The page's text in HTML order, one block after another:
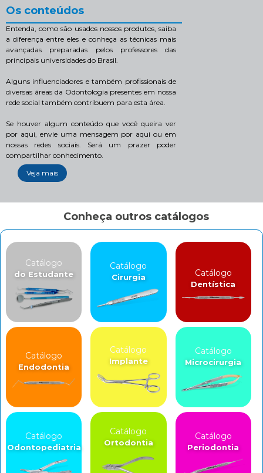
Os conteúdos
Entenda, como são usados nossos produtos, saiba
a diferença entre eles e conheça as técnicas mais
avançadas preparadas pelos professores das
principais universidades do Brasil.
Alguns influenciadores e também profissionais de
diversas áreas da Odontologia presentes em nossa
rede social também contribuem para esta área.
Se houver algum conteúdo que você queira ver
por aqui, envie uma mensagem por aqui ou em
nossas redes sociais. Será um prazer poder
compartilhar conhecimento.
Veja mais
Conheça outros catálogos
Catálogo
do Estudante
Catálogo
Cirurgia Catálogo
Dentística
Catálogo
Endodontia
Catálogo
Implante
Catálogo
Microcirurgia
Catálogo
Odontopediatria
Catálogo
Ortodontia
Catálogo
Periodontia